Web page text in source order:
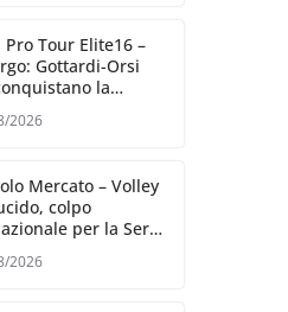
Pro Tour Elite16 –
Gottardi-Orsi
la
2026
Mercato – Volley
colpo
per la Serie
la schiacciatrice
Kristine Teivane
2026